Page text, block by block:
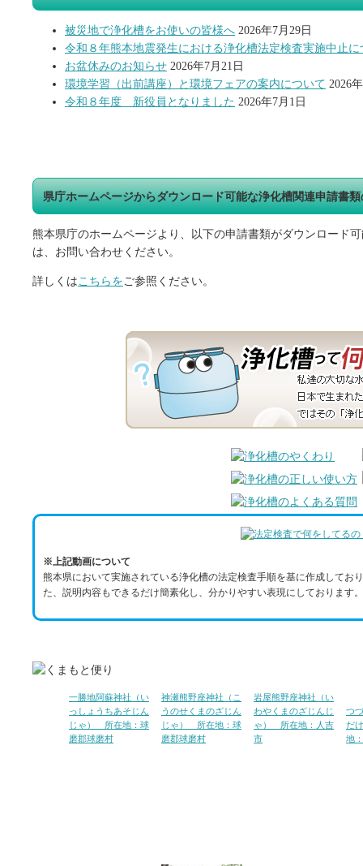
被災地で浄化槽をお使いの皆様へ 2026年7月29日
令和８年熊本地震発生における浄化槽法定検査実施中止に
お盆休みのお知らせ 2026年7月21日
環境学習（出前講座）と環境フェアの案内について 2026
令和８年度 新役員となりました 2026年7月1日
県庁ホームページからダウンロード可能な浄化槽関連申請書
熊本県庁のホームページより、以下の申請書類がダウンロード
は、お問い合わせください。
詳しくはこちらをご参照ください。
※上記動画について
熊本県において実施されている浄化槽の法定検査手順を基に作成して
た、説明内容もできるだけ簡素化し、分かりやすい表現にしておりま
一勝地阿蘇神社（い
っしょうちあそじん
じゃ） 所在地：球
磨郡球磨村
神瀬熊野座神社（こ
うのせくまのざじん
じゃ） 所在地：球
磨郡球磨村
岩屋熊野座神社（い
わやくまのざじんじ
ゃ） 所在地：人吉
市
つ
だ
地